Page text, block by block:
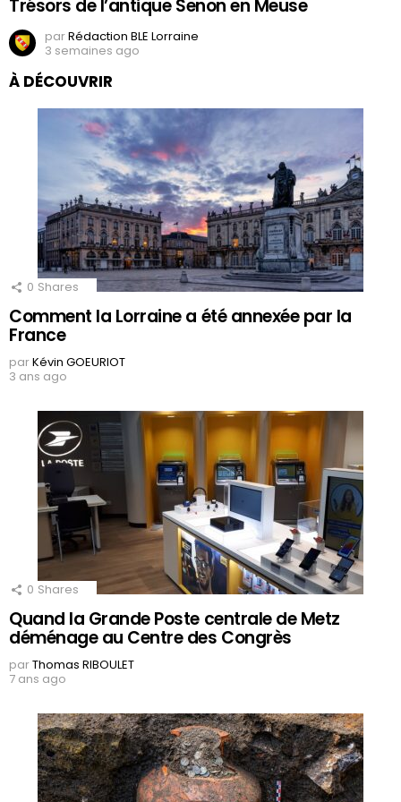
Trésors de l’antique Senon en Meuse
parRédaction BLE Lorraine
3 semaines ago
À DÉCOUVRIR
0 Shares
Comment la Lorraine a été annexée par la
France
parKévin GOEURIOT
3 ans ago
0 Shares
Quand la Grande Poste centrale de Metz
déménage au Centre des Congrès
parThomas RIBOULET
7 ans ago